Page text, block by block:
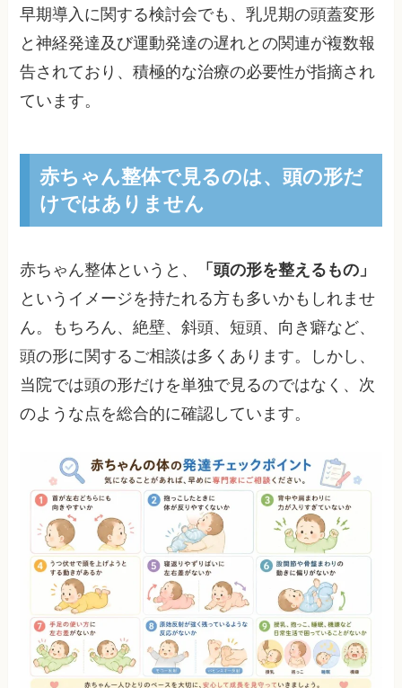
早期導入に関する検討会でも、乳児期の頭蓋変形
と神経発達及び運動発達の遅れとの関連が複数報
告されており、積極的な治療の必要性が指摘され
ています。
赤ちゃん整体で見るのは、頭の形だ
けではありません
赤ちゃん整体というと、
「頭の形を整えるもの」
というイメージを持たれる方も多いかもしれませ
ん。もちろん、絶壁、斜頭、短頭、向き癖など、
頭の形に関するご相談は多くあります。しかし、
当院では頭の形だけを単独で見るのではなく、次
のような点を総合的に確認しています。